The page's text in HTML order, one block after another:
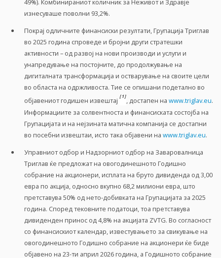
49%). Комбинираниот количник за Неживот и Здравје
изнесуваше поволни 93,2%.
Покрај одличните финансиски резултати, Групација Триглав
во 2025 година спроведе и бројни други стратешки
активности – од развој на нови производи и услуги и
унапредување на постојните, до продолжување на
дигиталната трансформација и остварување на своите цели
во областа на одржливоста. Тие се опишани подетално во
објавениот годишен извештај [1], достапен на www.triglav.eu.
Информациите за солвентноста и финансиската состојба на
Групацијата и на нејзината матична компанија се достапни
во посебни извештаи, исто така објавени на www.triglav.eu.
Управниот одбор и Надзорниот одбор на Заваровалница
Триглав ќе предложат на овогодинешното Годишно
собрание на акционери, исплата на бруто дивиденда од 3,00
евра по акција, односно вкупно 68,2 милиони евра, што
претставува 50% од нето-добивката на Групацијата за 2025
година. Според тековните податоци, тоа претставува
дивиденден принос од 4,8% на акцијата ZVTG. Во согласност
со финансискиот календар, известувањето за свикување на
овогодинешното Годишно собрание на акционери ќе биде
објавено на 23-ти април 2026 година, а Годишното собрание